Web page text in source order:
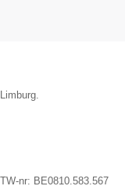
nr: BE0810.583.567